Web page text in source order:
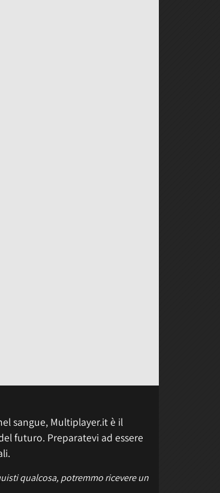
sangue, Multiplayer.it è il
futuro. Preparatevi ad essere
qualcosa, potremmo ricevere un